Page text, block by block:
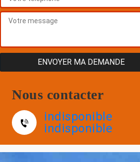
Nous contacter
indisponible
indisponible